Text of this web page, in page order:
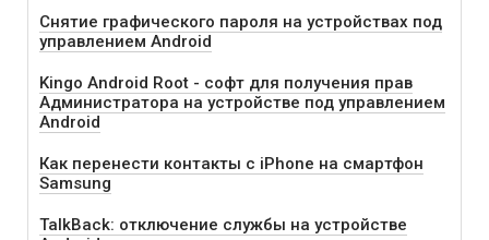
Снятие графического пароля на устройствах под
управлением Android
Kingo Android Root - софт для получения прав
Администратора на устройстве под управлением
Android
Как перенести контакты с iPhone на смартфон
Samsung
TalkBack: отключение службы на устройстве